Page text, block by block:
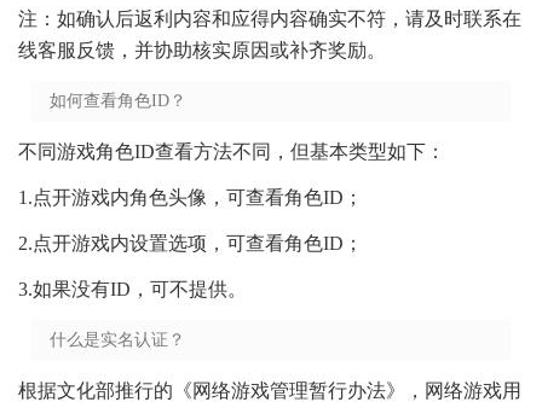
注：如确认后返利内容和应得内容确实不符，请及时联系在
线客服反馈，并协助核实原因或补齐奖励。
如何查看角色ID？
不同游戏角色ID查看方法不同，但基本类型如下：
1.点开游戏内角色头像，可查看角色ID；
2.点开游戏内设置选项，可查看角色ID；
3.如果没有ID，可不提供。
什么是实名认证？
根据文化部推行的《网络游戏管理暂行办法》，网络游戏用